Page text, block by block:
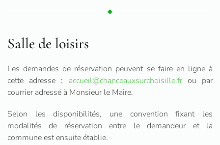
Salle de loisirs
Les demandes de réservation peuvent se faire en ligne à
cette adresse : accueil@chanceauxsurchoisille.frou par
courrier adressé à Monsieur le Maire.
Selon les disponibilités, une convention fixant les
modalités de réservation entre le demandeur et la
commune est ensuite établie.